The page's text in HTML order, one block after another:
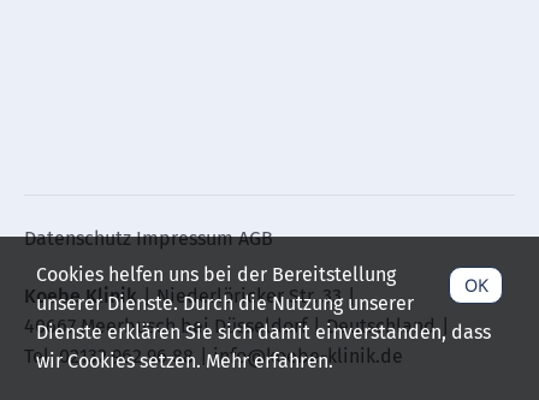
OK
Cookies helfen uns bei der Bereitstellung
unserer Dienste. Durch die Nutzung unserer
Dienste erklären Sie sich damit einverstanden, dass
wir Cookies setzen. Mehr erfahren.
Datenschutz Impressum AGB
Koebe Klinik
Niederlöricker Str. 33
40667 Meerbusch bei Düsseldorf
Deutschland
Tel. 02132 962 96 88
info@koebe-klinik.de